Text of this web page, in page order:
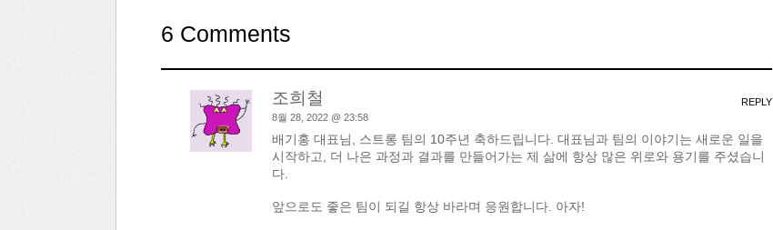
6 Comments
조희철
8월 28, 2022 @ 23:58
배기홍 대표님, 스트롱 팀의 10주년 축하드립니다. 대표님과 팀의 이야기는 새로운 일을
시작하고, 더 나은 과정과 결과를 만들어가는 제 삶에 항상 많은 위로와 용기를 주셨습니
다.
앞으로도 좋은 팀이 되길 항상 바라며 응원합니다. 아자!
REPLY